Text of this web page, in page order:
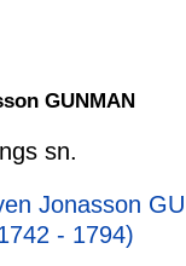
GUNMAN
sn.
Jonasson
- 1794)